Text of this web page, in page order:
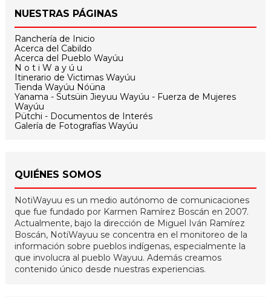
NUESTRAS PÁGINAS
Ranchería de Inicio
Acerca del Cabildo
Acerca del Pueblo Wayúu
N o t i W a y ú u
Itinerario de Victimas Wayúu
Tienda Wayúu Nóüna
Yanama - Sutsüin Jieyuu Wayúu - Fuerza de Mujeres
Wayúu
Pütchi - Documentos de Interés
Galería de Fotografías Wayúu
QUIÉNES SOMOS
NotiWayuu es un medio autónomo de comunicaciones
que fue fundado por Karmen Ramírez Boscán en 2007.
Actualmente, bajo la dirección de Miguel Iván Ramírez
Boscán, NotiWayuu se concentra en el monitoreo de la
información sobre pueblos indígenas, especialmente la
que involucra al pueblo Wayuu. Además creamos
contenido único desde nuestras experiencias.